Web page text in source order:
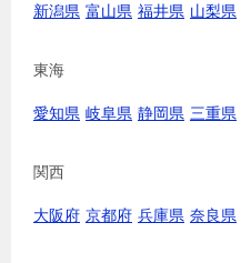
新潟県 富山県 福井県 山梨県
東海
愛知県 岐阜県 静岡県 三重県
関西
大阪府 京都府 兵庫県 奈良県